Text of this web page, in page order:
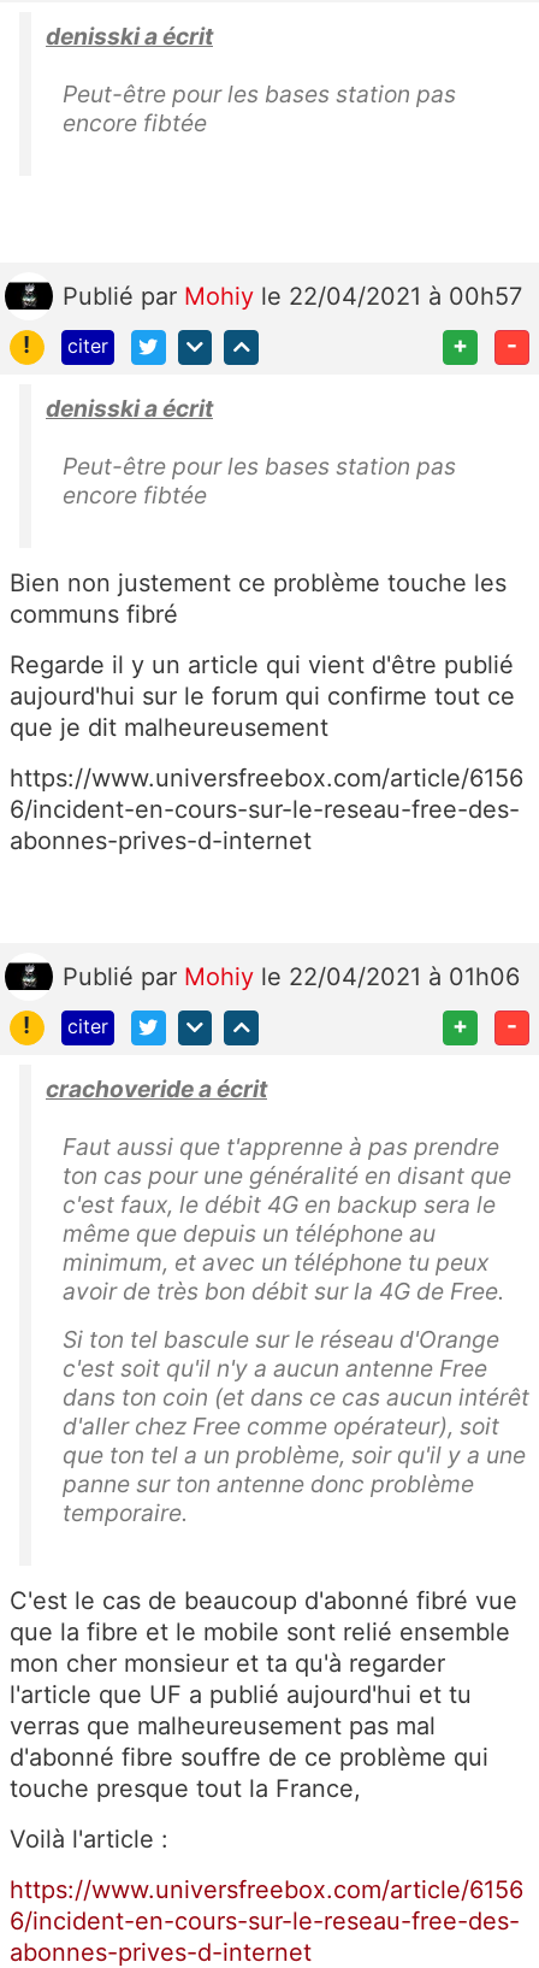
denisski a écrit
Peut-être pour les bases station pas
encore fibtée
Publié par Mohiy le 22/04/2021 à 00h57
!
citer + -
denisski a écrit
Peut-être pour les bases station pas
encore fibtée
Bien non justement ce problème touche les
communs fibré
Regarde il y un article qui vient d'être publié
aujourd'hui sur le forum qui confirme tout ce
que je dit malheureusement
https://www.universfreebox.com/article/6156
6/incident-en-cours-sur-le-reseau-free-des-
abonnes-prives-d-internet
Publié par Mohiy le 22/04/2021 à 01h06
!
citer + -
crachoveride a écrit
Faut aussi que t'apprenne à pas prendre
ton cas pour une généralité en disant que
c'est faux, le débit 4G en backup sera le
même que depuis un téléphone au
minimum, et avec un téléphone tu peux
avoir de très bon débit sur la 4G de Free.
Si ton tel bascule sur le réseau d'Orange
c'est soit qu'il n'y a aucun antenne Free
dans ton coin (et dans ce cas aucun intérêt
d'aller chez Free comme opérateur), soit
que ton tel a un problème, soir qu'il y a une
panne sur ton antenne donc problème
temporaire.
C'est le cas de beaucoup d'abonné fibré vue
que la fibre et le mobile sont relié ensemble
mon cher monsieur et ta qu'à regarder
l'article que UF a publié aujourd'hui et tu
verras que malheureusement pas mal
d'abonné fibre souffre de ce problème qui
touche presque tout la France,
Voilà l'article :
https://www.universfreebox.com/article/6156
6/incident-en-cours-sur-le-reseau-free-des-
abonnes-prives-d-internet